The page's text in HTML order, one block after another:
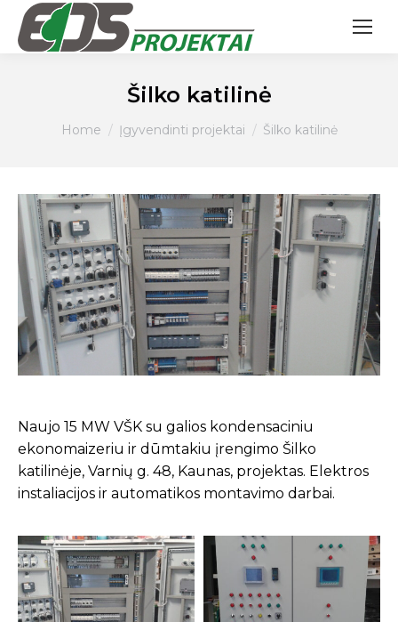
Šilko katilinė
You are here:
Home Įgyvendinti projektai Šilko katilinė
Naujo 15 MW VŠK su galios kondensaciniu
ekonomaizeriu ir dūmtakiu įrengimo Šilko
katilinėje, Varnių g. 48, Kaunas, projektas. Elektros
instaliacijos ir automatikos montavimo darbai.